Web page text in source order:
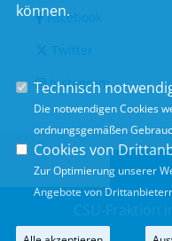
Facebook
Twitter
Instagram
CSU-Fraktion
können.
Technisch
Die notwendigen Cookies
ordnungsgemäßen
Cookies von
Zur Optimierung unserer
Angebote von